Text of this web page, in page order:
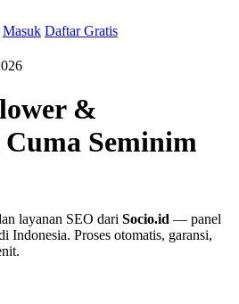
Masuk Daftar Gratis
&
Cuma Seminim
layanan SEO dari Socio.id — panel
Indonesia. Proses otomatis, garansi,